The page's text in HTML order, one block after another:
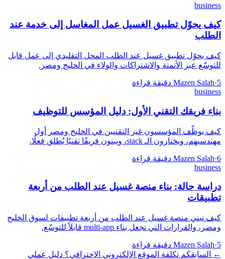
business
كيف يحوّل تطبيق الغسيل عمل المغاسل إلى خدمة عند
الطلب
كيف يحوّل تطبيق غسيل عند الطلب المحل التقليدي إلى عمل قابل
للتوسّع عبر الأتمتة والاشتراكات والولاء في الخليج ومصر.
Mazen Salah·5 دقيقة قراءة
business
بناء فريقك التقني الأول: دليل المؤسس للتوظيف
كيف يوظّف المؤسسون غير التقنيين في الخليج ومصر أول
مهندسيهم، ويختارون الـ stack، ويبنون فريقًا تقنيًا يُطلق فعلًا.
Mazen Salah·6 دقيقة قراءة
business
دراسة حالة: بناء منصة غسيل عند الطلب من أربعة
تطبيقات
كيف نبني منصة غسيل عند الطلب من أربعة تطبيقات لسوق الخليج
ومصر، والقرارات التي تجعل بناء multi-app قابلاً للتوسّع.
Mazen Salah·5 دقيقة قراءة
←
السابقكم تكلفة الموقع الإلكتروني الاحترافي؟ دليل عملي